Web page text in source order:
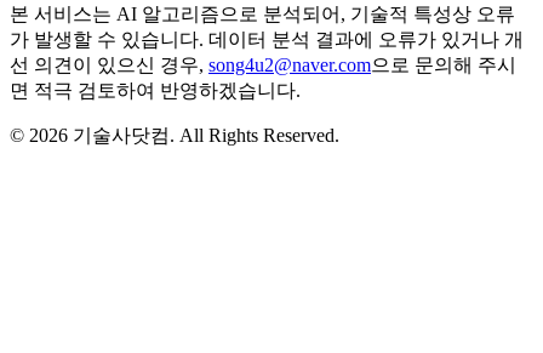
본 서비스는 AI 알고리즘으로 분석되어, 기술적 특성상 오류
가 발생할 수 있습니다. 데이터 분석 결과에 오류가 있거나 개
선 의견이 있으신 경우, song4u2@naver.com으로 문의해 주시
면 적극 검토하여 반영하겠습니다.
© 2026 기술사닷컴. All Rights Reserved.